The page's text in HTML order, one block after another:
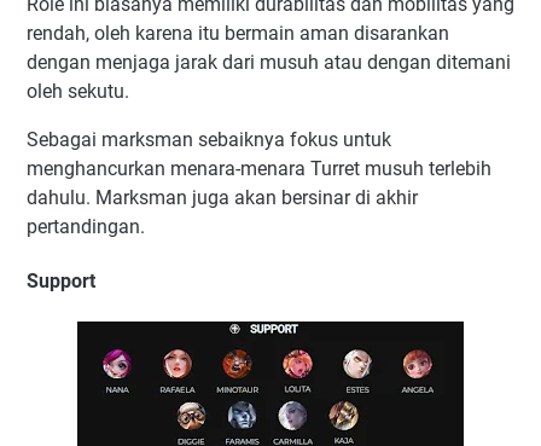
rendah, oleh karena itu bermain aman disarankan
dengan menjaga jarak dari musuh atau dengan ditemani
oleh sekutu.
Sebagai marksman sebaiknya fokus untuk
menghancurkan menara-menara Turret musuh terlebih
dahulu. Marksman juga akan bersinar di akhir
pertandingan.
Support